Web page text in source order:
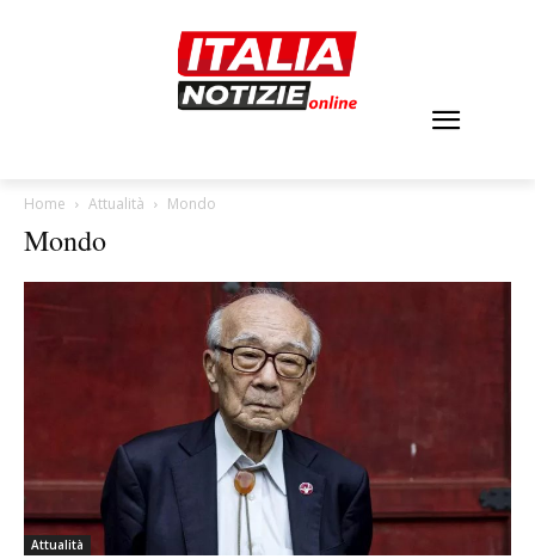
Home Attualità Mondo
Mondo
Attualità